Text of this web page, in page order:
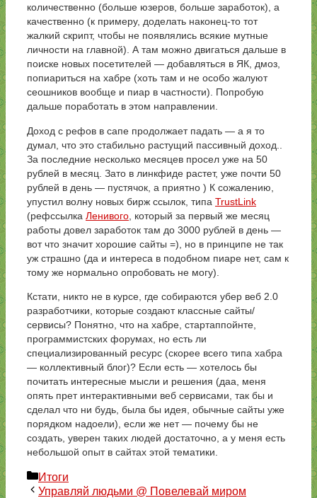
количественно (больше юзеров, больше заработок), а
качественно (к примеру, доделать наконец-то тот
жалкий скрипт, чтобы не появлялись всякие мутные
личности на главной). А там можно двигаться дальше в
поиске новых посетителей — добавляться в ЯК, дмоз,
попиариться на хабре (хоть там и не особо жалуют
сеошников вообще и пиар в частности). Попробую
дальше поработать в этом направлении.
Доход с рефов в сапе продолжает падать — а я то
думал, что это стабильно растущий пассивный доход..
За последние несколько месяцев просел уже на 50
рублей в месяц. Зато в линкфиде растет, уже почти 50
рублей в день — пустячок, а приятно ) К сожалению,
упустил волну новых бирж ссылок, типа TrustLink
(рефссылка Ленивого , который за первый же месяц
работы довел заработок там до 3000 рублей в день —
вот что значит хорошие сайты =), но в принципе не так
уж страшно (да и интереса в подобном пиаре нет, сам к
тому же нормально опробовать не могу).
Кстати, никто не в курсе, где собираются убер веб 2.0
разработчики, которые создают классные сайты/
сервисы? Понятно, что на хабре, стартаппойнте,
программистских форумах, но есть ли
специализированный ресурс (скорее всего типа хабра
— коллективный блог)? Если есть — хотелось бы
почитать интересные мысли и решения (даа, меня
опять прет интерактивными веб сервисами, так бы и
сделал что ни будь, была бы идея, обычные сайты уже
порядком надоели), если же нет — почему бы не
создать, уверен таких людей достаточно, а у меня есть
небольшой опыт в сайтах этой тематики.
Рубрики
Итоги
Управляй людьми @ Повелевай миром